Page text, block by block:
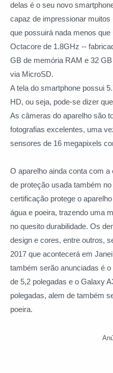
delas é o seu novo
capaz de impressionar
que possuirá nada menos
Octacore de 1.8GHz --
GB de memória RAM e 32
via MicroSD.
A tela do smartphone possui
HD, ou seja, pode-se dizer
As câmeras do aparelho são
fotografias excelentes, uma
sensores de 16 megapixels
O aparelho ainda conta com
de proteção usada também
certificação protege o
água e poeira, trazendo uma
no quesito durabilidade. Os
design e cores, entre outros,
2017 que acontecerá em
também serão anunciadas é
de 5,2 polegadas e o Galaxy
polegadas, alem de também
poeira.